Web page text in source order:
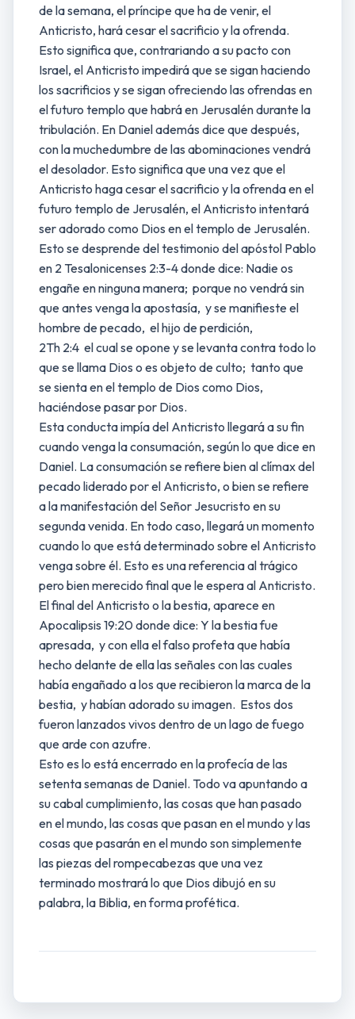
de la semana, el príncipe que ha de venir, el
Anticristo, hará cesar el sacrificio y la ofrenda.
Esto significa que, contrariando a su pacto con
Israel, el Anticristo impedirá que se sigan haciendo
los sacrificios y se sigan ofreciendo las ofrendas en
el futuro templo que habrá en Jerusalén durante la
tribulación. En Daniel además dice que después,
con la muchedumbre de las abominaciones vendrá
el desolador. Esto significa que una vez que el
Anticristo haga cesar el sacrificio y la ofrenda en el
futuro templo de Jerusalén, el Anticristo intentará
ser adorado como Dios en el templo de Jerusalén.
Esto se desprende del testimonio del apóstol Pablo
en 2 Tesalonicenses 2:3-4 donde dice: Nadie os
engañe en ninguna manera; porque no vendrá sin
que antes venga la apostasía, y se manifieste el
hombre de pecado, el hijo de perdición,
2Th 2:4 el cual se opone y se levanta contra todo lo
que se llama Dios o es objeto de culto; tanto que
se sienta en el templo de Dios como Dios,
haciéndose pasar por Dios.
Esta conducta impía del Anticristo llegará a su fin
cuando venga la consumación, según lo que dice en
Daniel. La consumación se refiere bien al clímax del
pecado liderado por el Anticristo, o bien se refiere
a la manifestación del Señor Jesucristo en su
segunda venida. En todo caso, llegará un momento
cuando lo que está determinado sobre el Anticristo
venga sobre él. Esto es una referencia al trágico
pero bien merecido final que le espera al Anticristo.
El final del Anticristo o la bestia, aparece en
Apocalipsis 19:20 donde dice: Y la bestia fue
apresada, y con ella el falso profeta que había
hecho delante de ella las señales con las cuales
había engañado a los que recibieron la marca de la
bestia, y habían adorado su imagen. Estos dos
fueron lanzados vivos dentro de un lago de fuego
que arde con azufre.
Esto es lo está encerrado en la profecía de las
setenta semanas de Daniel. Todo va apuntando a
su cabal cumplimiento, las cosas que han pasado
en el mundo, las cosas que pasan en el mundo y las
cosas que pasarán en el mundo son simplemente
las piezas del rompecabezas que una vez
terminado mostrará lo que Dios dibujó en su
palabra, la Biblia, en forma profética.